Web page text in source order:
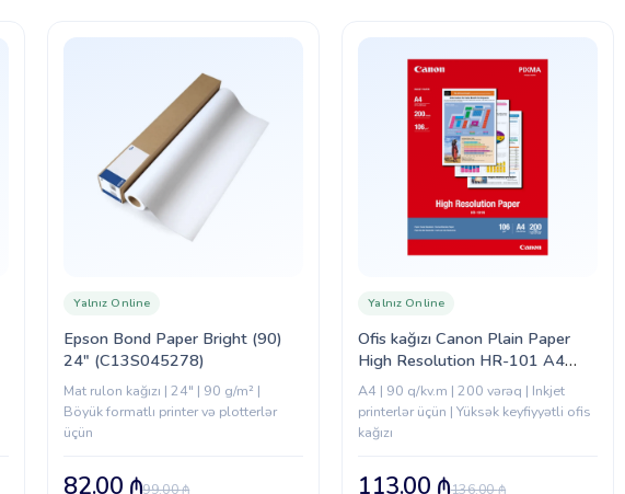
Epson Bond Paper Bright (90)
24″ (C13S045278)
Yalnız Online
Mat rulon kağızı | 24" | 90 g/m² |
Böyük formatlı printer və plotterlər
üçün
99.00₼
82.00 ₼
Ofis kağızı Canon Plain Paper
High Resolution HR-101 A4
(1033A001)
Yalnız Online
A4 | 90 q/kv.m | 200 vərəq | Inkjet
printerlər üçün | Yüksək keyfiyyətli ofis
kağızı
136.00₼
113.00 ₼